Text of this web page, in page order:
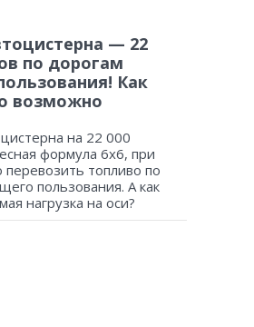
— 22
по дорогам
Как
возможно
на 22 000
формула 6х6, при
топливо по
пользования. А как
нагрузка на оси?